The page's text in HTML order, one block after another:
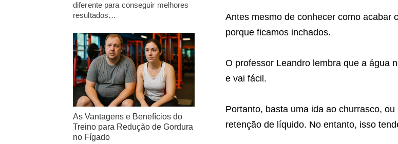
Antes mesmo de conhecer como acabar
porque ficamos inchados.
O professor Leandro lembra que a água
e vai fácil.
Portanto, basta uma ida ao churrasco,
retenção de líquido. No entanto, isso
diferente para conseguir melhores
resultados…
As Vantagens e Benefícios do
Treino para Redução de Gordura
no Fígado